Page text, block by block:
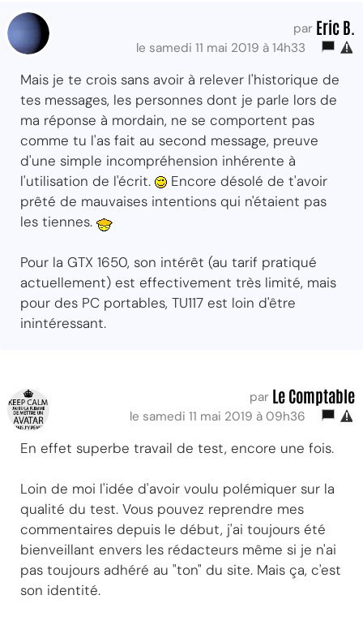
par Eric B.
le samedi 11 mai 2019 à 14h33
Mais je te crois sans avoir à relever l'historique de
tes messages, les personnes dont je parle lors de
ma réponse à mordain, ne se comportent pas
comme tu l'as fait au second message, preuve
d'une simple incompréhension inhérente à
l'utilisation de l'écrit.
Encore désolé de t'avoir
prêté de mauvaises intentions qui n'étaient pas
les tiennes.
Pour la GTX 1650, son intérêt (au tarif pratiqué
actuellement) est effectivement très limité, mais
pour des PC portables, TU117 est loin d'être
inintéressant.
par Le Comptable
le samedi 11 mai 2019 à 09h36
En effet superbe travail de test, encore une fois.
Loin de moi l'idée d'avoir voulu polémiquer sur la
qualité du test. Vous pouvez reprendre mes
commentaires depuis le début, j'ai toujours été
bienveillant envers les rédacteurs même si je n'ai
pas toujours adhéré au "ton" du site. Mais ça, c'est
son identité.